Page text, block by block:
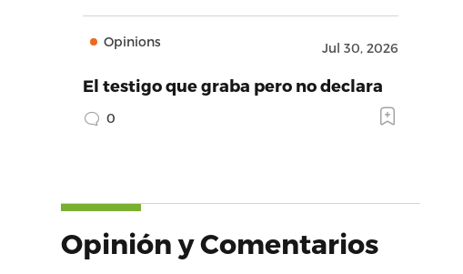
Opinions Jul 30, 2026
El testigo que graba pero no declara
0
Opinión y Comentarios